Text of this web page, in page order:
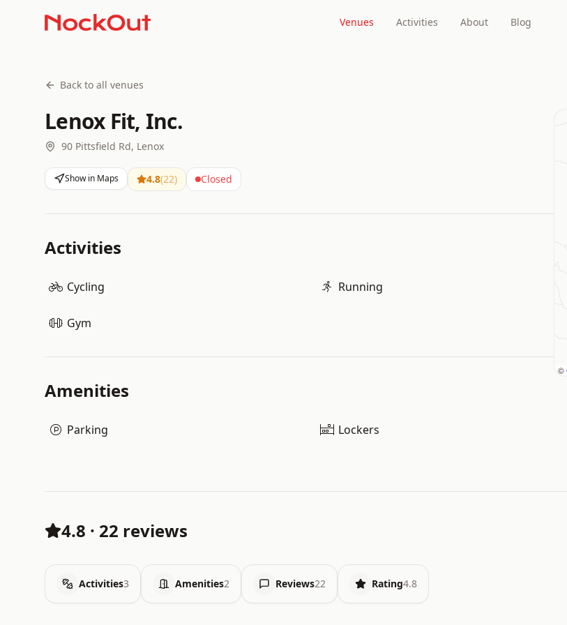
Venues Activities About Blog
Back to all venues
Lenox Fit, Inc.
90 Pittsfield Rd, Lenox
Show in Maps 4.8(22) Closed
Activities
Cycling Running
Gym
Amenities
Parking Lockers
©
4.8 · 22 reviews
Activities3 Amenities2 Reviews22 Rating4.8